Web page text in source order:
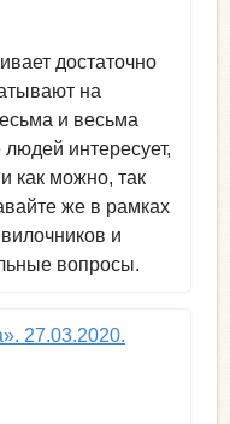
достаточно
на
и весьма
интересует,
как можно, так
же в рамках
и
вопросы.
27.03.2020.